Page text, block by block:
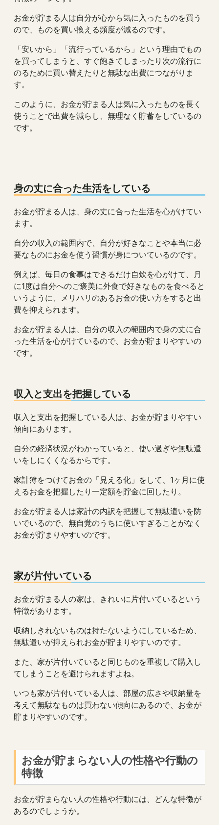
お金が貯まる人は自分が心から気に入ったものを買う
ので、ものを買い換える頻度が減るのです。
「安いから」「流行っているから」という理由でもの
を買ってしまうと、すぐ飽きてしまったり次の流行に
のるために買い替えたりと無駄な出費につながりま
す。
このように、お金が貯まる人は気に入ったものを長く
使うことで出費を減らし、無理なく貯蓄をしているの
です。
身の丈に合った生活をしている
お金が貯まる人は、身の丈に合った生活を心がけてい
ます。
自分の収入の範囲内で、自分が好きなことや本当に必
要なものにお金を使う習慣が身についているのです。
例えば、毎日の食事はできるだけ自炊を心がけて、月
に1度は自分へのご褒美に外食で好きなものを食べると
いうように、メリハリのあるお金の使い方をすると出
費を抑えられます。
お金が貯まる人は、自分の収入の範囲内で身の丈に合
った生活を心がけているので、お金が貯まりやすいの
です。
収入と支出を把握している
収入と支出を把握している人は、お金が貯まりやすい
傾向にあります。
自分の経済状況がわかっていると、使い過ぎや無駄遣
いをしにくくなるからです。
家計簿をつけてお金の「見える化」をして、1ヶ月に使
えるお金を把握したり一定額を貯金に回したり。
お金が貯まる人は家計の内訳を把握して無駄遣いを防
いでいるので、無自覚のうちに使いすぎることがなく
お金が貯まりやすいのです。
家が片付いている
お金が貯まる人の家は、きれいに片付いているという
特徴があります。
収納しきれないものは持たないようにしているため、
無駄遣いが抑えられお金が貯まりやすいのです。
また、家が片付いていると同じものを重複して購入し
てしまうことを避けられますよね。
いつも家が片付いている人は、部屋の広さや収納量を
考えて無駄なものは買わない傾向にあるので、お金が
貯まりやすいのです。
お金が貯まらない人の性格や行動の
特徴
お金が貯まらない人の性格や行動には、どんな特徴が
あるのでしょうか。